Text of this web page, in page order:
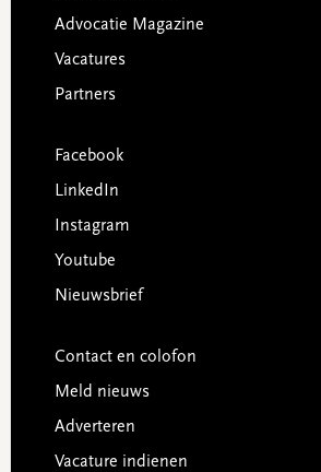
Advocatie Magazine
Vacatures
Partners
Facebook
LinkedIn
Instagram
Youtube
Nieuwsbrief
Contact en colofon
Meld nieuws
Adverteren
Vacature indienen